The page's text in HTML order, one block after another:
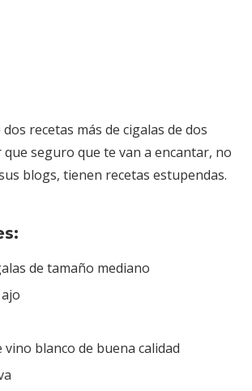
recetas más de cigalas de dos
seguro que te van a encantar, no
blogs, tienen recetas estupendas.
de tamaño mediano
vino blanco de buena calidad